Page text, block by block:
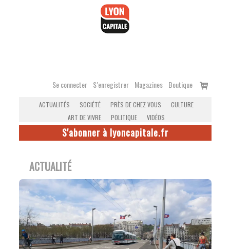
Se connecter S’enregistrer Magazines Boutique
Voir
ACTUALITÉS SOCIÉTÉ PRÈS DE CHEZ VOUS
CULTURE
ART DE VIVRE
POLITIQUE VIDÉOS
S'abonner à lyoncapitale.fr
ACTUALITÉ